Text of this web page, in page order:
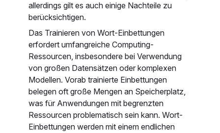
allerdings gilt es auch einige Nachteile zu
berücksichtigen.
Das Trainieren von Wort-Einbettungen
erfordert umfangreiche Computing-
Ressourcen, insbesondere bei Verwendung
von großen Datensätzen oder komplexen
Modellen. Vorab trainierte Einbettungen
belegen oft große Mengen an Speicherplatz,
was für Anwendungen mit begrenzten
Ressourcen problematisch sein kann. Wort-
Einbettungen werden mit einem endlichen